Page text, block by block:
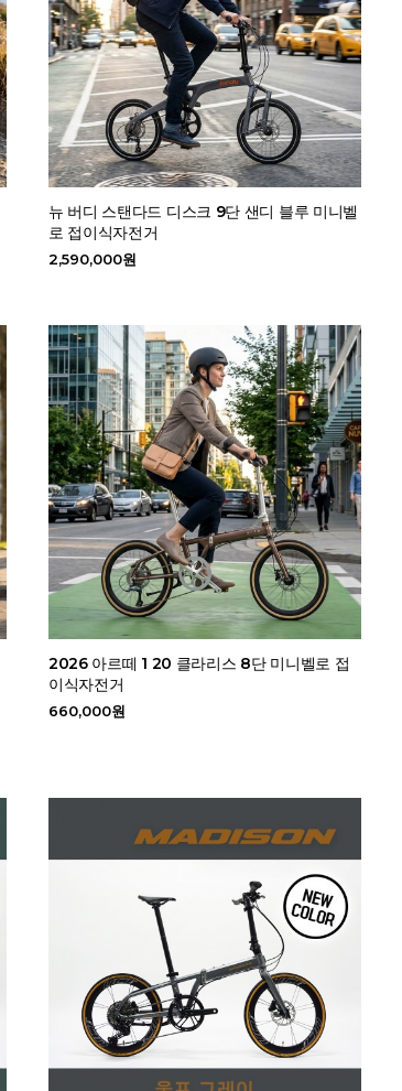
뉴 버디 스탠다드 디스크 9단 샌디 블루 미니벨
로 접이식자전거
2,590,000원
2026 아르떼 1 20 클라리스 8단 미니벨로 접
이식자전거
660,000원